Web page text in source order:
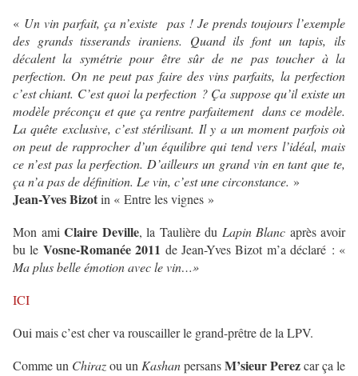
« Un vin parfait, ça n’existe pas ! Je prends toujours l’exemple
des grands tisserands iraniens. Quand ils font un tapis, ils
décalent la symétrie pour être sûr de ne pas toucher à la
perfection. On ne peut pas faire des vins parfaits, la perfection
c’est chiant. C’est quoi la perfection ? Ça suppose qu’il existe un
modèle préconçu et que ça rentre parfaitement dans ce modèle.
La quête exclusive, c’est stérilisant. Il y a un moment parfois où
on peut de rapprocher d’un équilibre qui tend vers l’idéal, mais
ce n’est pas la perfection. D’ailleurs un grand vin en tant que te,
ça n’a pas de définition. Le vin, c’est une circonstance. »
Jean-Yves Bizotin « Entre les vignes »
Mon ami Claire Deville, la Taulière du Lapin Blanc après avoir
bu le Vosne-Romanée 2011 de Jean-Yves Bizot m’a déclaré : «
Ma plus belle émotion avec le vin…»
ICI
Oui mais c’est cher va rouscailler le grand-prêtre de la LPV.
Comme un Chirazou un KashanpersansM’sieur Perezcar ça le